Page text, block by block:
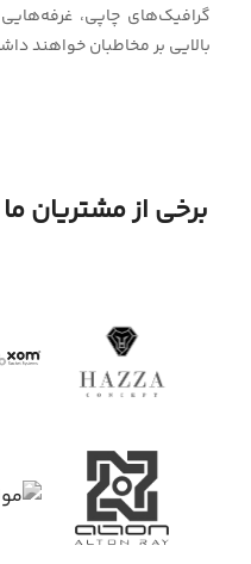
گرافیک‌های چاپی،
بالایی بر مخاطبان خواهند
برخی از مشتریان ما